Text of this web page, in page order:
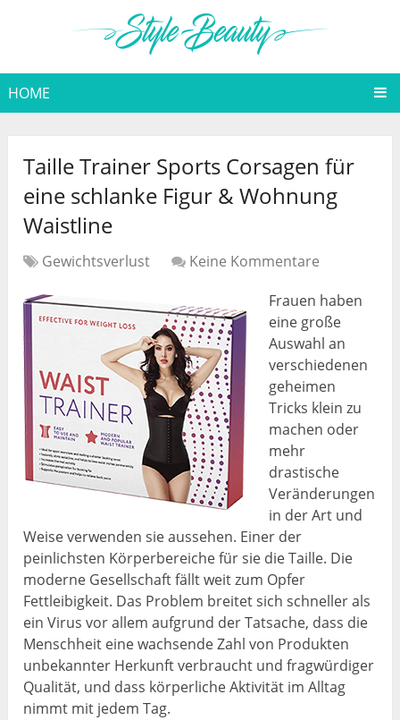
HOME
Taille Trainer Sports Corsagen für
eine schlanke Figur & Wohnung
Waistline
Gewichtsverlust
Keine Kommentare
Frauen haben
eine große
Auswahl an
verschiedenen
geheimen
Tricks klein zu
machen oder
mehr
drastische
Veränderungen
in der Art und
Weise verwenden sie aussehen. Einer der
peinlichsten Körperbereiche für sie die Taille. Die
moderne Gesellschaft fällt weit zum Opfer
Fettleibigkeit. Das Problem breitet sich schneller als
ein Virus vor allem aufgrund der Tatsache, dass die
Menschheit eine wachsende Zahl von Produkten
unbekannter Herkunft verbraucht und fragwürdiger
Qualität, und dass körperliche Aktivität im Alltag
nimmt mit jedem Tag.